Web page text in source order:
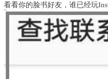
看看你的脸书好友，谁已经玩